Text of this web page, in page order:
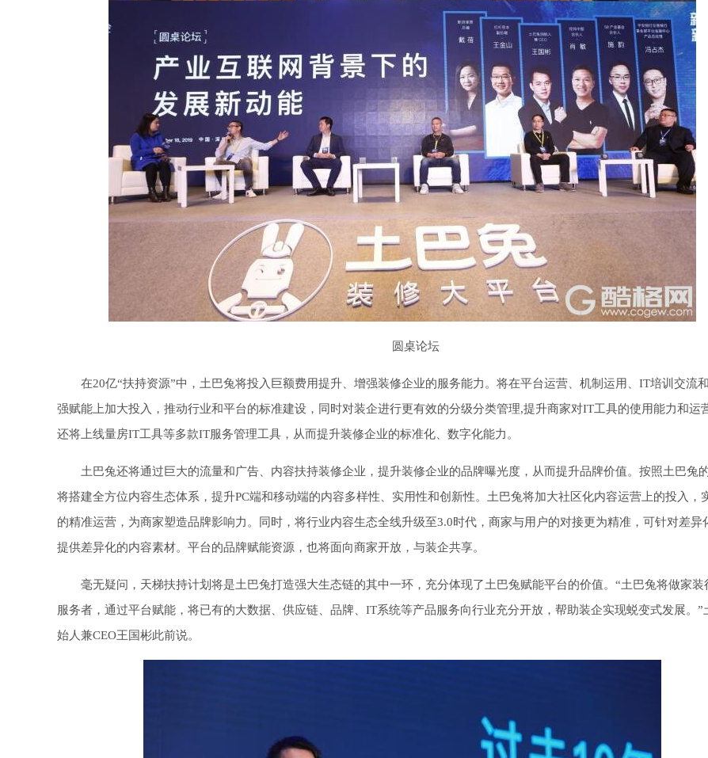
圆桌论坛
在20亿“扶持资源”中，土巴兔将投入巨额费用提升、增强装修企业的服务能力。将在平台运营、机制运用、IT培训交流
强赋能上加大投入，推动行业和平台的标准建设，同时对装企进行更有效的分级分类管理,提升商家对IT工具的使用能力和运
还将上线量房IT工具等多款IT服务管理工具，从而提升装修企业的标准化、数字化能力。
土巴兔还将通过巨大的流量和广告、内容扶持装修企业，提升装修企业的品牌曝光度，从而提升品牌价值。按照土巴兔
将搭建全方位内容生态体系，提升PC端和移动端的内容多样性、实用性和创新性。土巴兔将加大社区化内容运营上的投入，
的精准运营，为商家塑造品牌影响力。同时，将行业内容生态全线升级至3.0时代，商家与用户的对接更为精准，可针对差异
提供差异化的内容素材。平台的品牌赋能资源，也将面向商家开放，与装企共享。
毫无疑问，天梯扶持计划将是土巴兔打造强大生态链的其中一环，充分体现了土巴兔赋能平台的价值。“土巴兔将做家装
服务者，通过平台赋能，将已有的大数据、供应链、品牌、IT系统等产品服务向行业充分开放，帮助装企实现蜕变式发展。”
始人兼CEO王国彬此前说。